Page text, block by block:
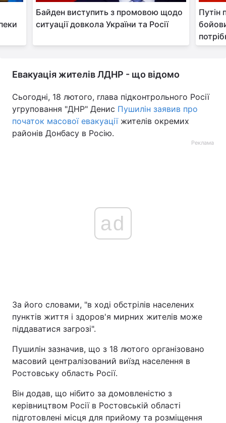
Байден виступить з промовою щодо
ситуації довкола України та Росії
Путін
Евакуація жителів ЛДНР - що відомо
Сьогодні, 18 лютого, глава підконтрольного Росії
угруповання "ДНР" Денис Пушилін заявив про
початок масової евакуаціїжителів окремих
районів Донбасу в Росію.
Реклама
ad
За його словами, "в ході обстрілів населених
пунктів життя і здоров'я мирних жителів може
піддаватися загрозі".
Пушилін зазначив, що з 18 лютого організовано
масовий централізований виїзд населення в
Ростовську область Росії.
Він додав, що нібито за домовленістю з
керівництвом Росії в Ростовській області
підготовлені місця для прийому та розміщення